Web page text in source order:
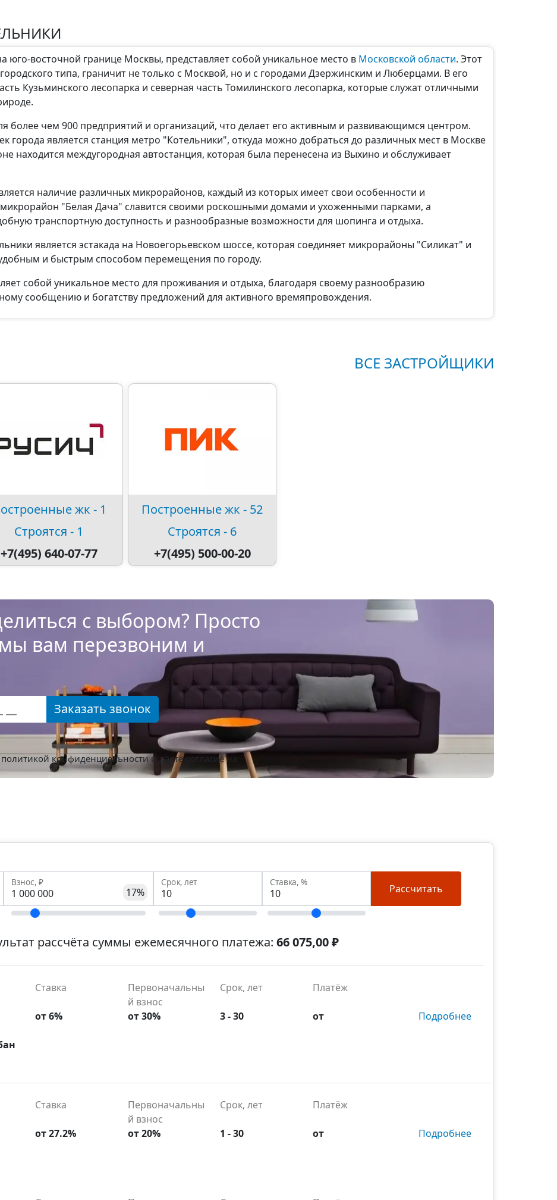
юго-восточной границе Москвы, представляет собой уникальное место в Московской области. Этот
типа, граничит не только с Москвой, но и с городами Дзержинским и Люберцами. В его
Кузьминского лесопарка и северная часть Томилинского лесопарка, которые служат отличными
более чем 900 предприятий и организаций, что делает его активным и развивающимся центром.
города является станция метро "Котельники", откуда можно добраться до различных мест в Москве
находится междугородная автостанция, которая была перенесена из Выхино и обслуживает
наличие различных микрорайонов, каждый из которых имеет свои особенности и
"Белая Дача" славится своими роскошными домами и ухоженными парками, а
транспортную доступность и разнообразные возможности для шопинга и отдыха.
является эстакада на Новоегорьевском шоссе, которая соединяет микрорайоны "Силикат" и
удобным и быстрым способом перемещения по городу.
собой уникальное место для проживания и отдыха, благодаря своему разнообразию
сообщению и богатству предложений для активного времяпровождения.
ВСЕ ЗАСТРОЙЩИКИ
жк - 1
Строятся - 1
+7(495) 640-07-77
Построенные жк - 52
Строятся - 6
+7(495) 500-00-20
с выбором? Просто
мы вам перезвоним и
Заказать звонок
политикой конфиденциальностии даете согласие на
Взнос, ₽
17%
Срок, лет Ставка, %
Рассчитать
рассчёта суммы ежемесячного платежа: 66 075,00 ₽
Ставка
Первоначальны
й взнос
Срок, лет Платёж
от 6% от 30% 3 - 30 от Подробнее
Ставка
Первоначальны
й взнос
Срок, лет Платёж
от 27.2% от 20% 1 - 30 от Подробнее